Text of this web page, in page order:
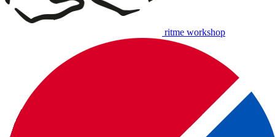
ritme workshop